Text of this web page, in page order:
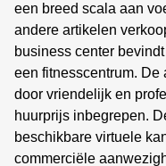
een breed scala aan
andere artikelen
business center
een fitnesscentrum. De
door vriendelijk en
huurprijs inbegrepen.
beschikbare virtuele
commerciële